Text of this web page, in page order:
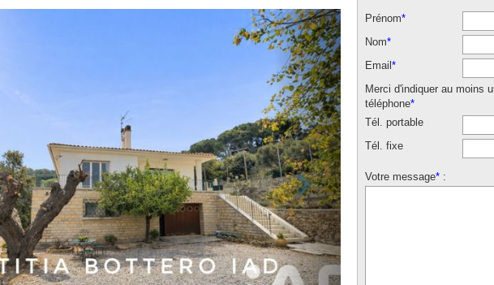
Prénom*
Nom*
Email *
Merci d'indiquer au moins
téléphone*
Tél. portable
Tél. fixe
Votre message* :